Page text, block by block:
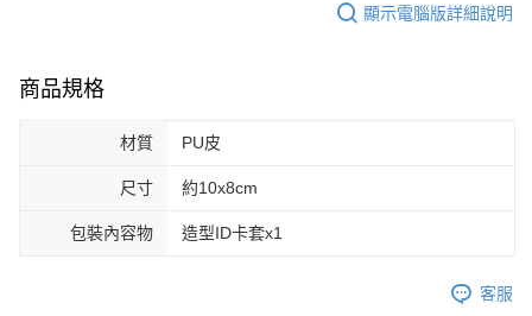
顯示電腦版詳細說明
商品規格
材質 PU皮
尺寸 約10x8cm
包裝內容物 造型ID卡套x1
客服